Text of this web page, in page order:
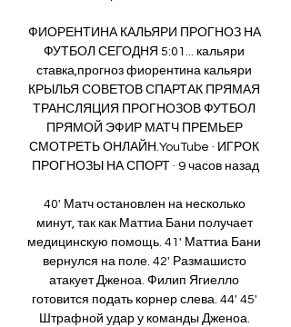
ФИОРЕНТИНА КАЛЬЯРИ ПРОГНОЗ НА
ФУТБОЛ СЕГОДНЯ 5:01... кальяри
ставка,прогноз фиорентина кальяри
КРЫЛЬЯ СОВЕТОВ СПАРТАК ПРЯМАЯ
ТРАНСЛЯЦИЯ ПРОГНОЗОВ ФУТБОЛ
ПРЯМОЙ ЭФИР МАТЧ ПРЕМЬЕР
СМОТРЕТЬ ОНЛАЙН.YouTube · ИГРОК
ПРОГНОЗЫ НА СПОРТ · 9 часов назад
40' Матч остановлен на несколько
минут, так как Маттиа Бани получает
медицинскую помощь. 41' Маттиа Бани
вернулся на поле. 42' Размашисто
атакует Дженоа. Филип Ягиелло
готовится подать корнер слева. 44' 45'
Штрафной удар у команды Дженоа.